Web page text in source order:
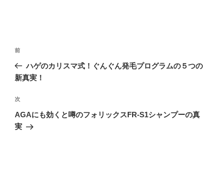
投
ナ
ゲ
ー
シ
前
の
投
前
ハゲのカリスマ式！ぐんぐん発毛プログラムの５つの
新真実！
次
の
投
次
AGAにも効くと噂のフォリックスFR-S1シャンプーの真
実